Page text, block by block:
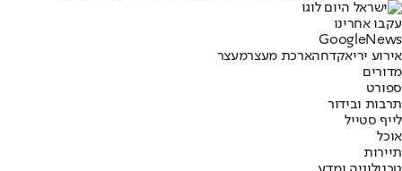
עקבו אחרינו
Googl eNews
אירוע יריאקדחהארכת מעצרמעצר
מדורים
ספורט
תרבות ובידור
לייף סטייל
אוכל
תיירות